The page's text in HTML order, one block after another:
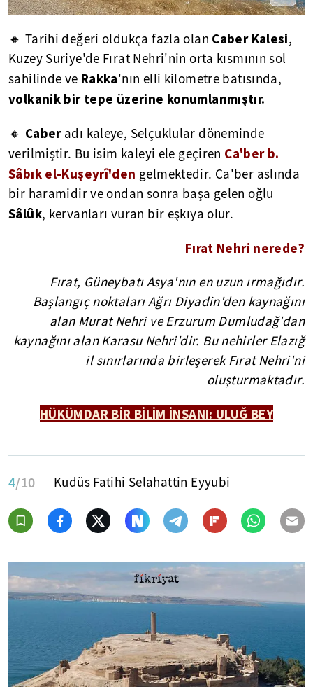
🔸 Tarihi değeri oldukça fazla olan Caber Kalesi,
Kuzey Suriye'de Fırat Nehri'nin orta kısmının sol
sahilinde ve Rakka'nın elli kilometre batısında,
volkanik bir tepe üzerine konumlanmıştır.
🔸 Caber adı kaleye, Selçuklular döneminde
verilmiştir. Bu isim kaleyi ele geçiren Ca'ber b.
Sâbık el-Kuşeyrî'den gelmektedir. Ca'ber aslında
bir haramidir ve ondan sonra başa gelen oğlu
Sâlûk, kervanları vuran bir eşkıya olur.
Fırat Nehri nerede?
Fırat, Güneybatı Asya'nın en uzun ırmağıdır.
Başlangıç noktaları Ağrı Diyadin'den kaynağını
alan Murat Nehri ve Erzurum Dumludağ'dan
kaynağını alan Karasu Nehri'dir. Bu nehirler Elazığ
il sınırlarında birleşerek Fırat Nehri'ni
oluşturmaktadır.
HÜKÜMDAR BİR BİLİM İNSANI: ULUĞ BEY
4/10 Kudüs Fatihi Selahattin Eyyubi